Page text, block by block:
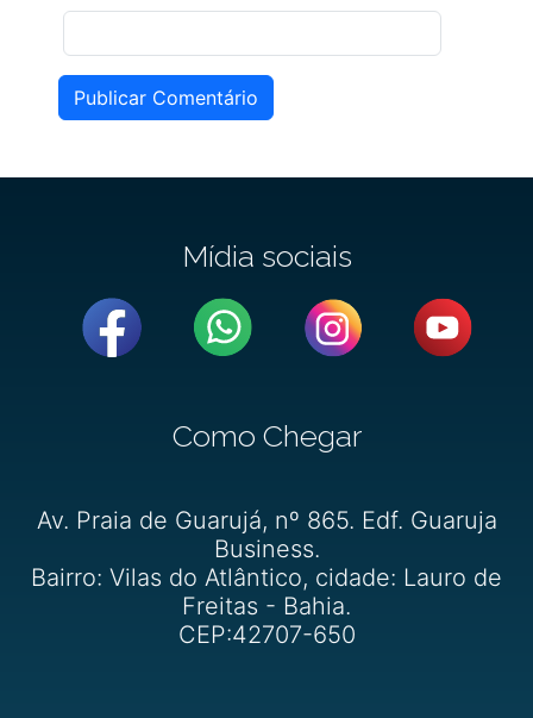
Publicar Comentário
Mídia sociais
Como Chegar
Av. Praia de Guarujá, nº 865. Edf. Guaruja
Business.
Bairro: Vilas do Atlântico, cidade: Lauro de
Freitas - Bahia.
CEP:42707-650